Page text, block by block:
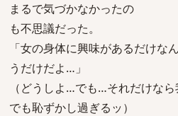
まるで気づかなかったの
も不思議だった。
「女の身体に興味があるだけな
うだけだよ…」
（どうしよ…でも…それだけな
でも恥ずかし過ぎるッ）